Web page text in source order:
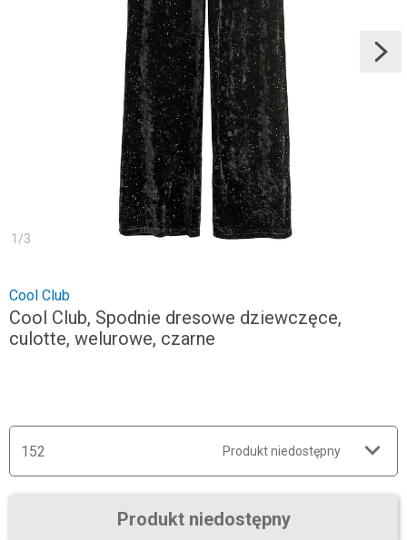
1 /3
Cool Club
Cool Club, Spodnie dresowe dziewczęce,
culotte, welurowe, czarne
152 Produkt niedostępny
Produkt niedostępny